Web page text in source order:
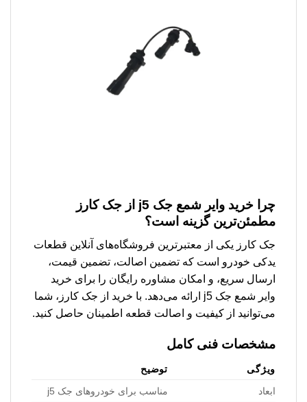
چرا خرید وایر شمع جک j5 از جک کارز
مطمئن‌ترین گزینه است؟
جک کارز یکی از معتبرترین فروشگاه‌های آنلاین قطعات
یدکی خودرو است که تضمین اصالت، تضمین قیمت،
ارسال سریع، و امکان مشاوره رایگان را برای خرید
وایر شمع جک j5 ارائه می‌دهد. با خرید از جک کارز، شما
می‌توانید از کیفیت و اصالت قطعه اطمینان حاصل کنید.
مشخصات فنی کامل
ویژگی
توضیح
ابعاد
مناسب برای خودروهای جک j5